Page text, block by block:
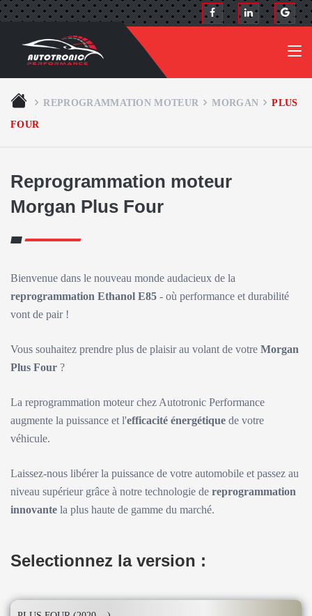
REPROGRAMMATION MOTEUR MORGAN
PLUS
FOUR
Reprogrammation moteur
Morgan Plus Four
Bienvenue dans le nouveau monde audacieux de la
reprogrammation Ethanol E85 - où performance et durabilité
vont de pair !
Vous souhaitez prendre plus de plaisir au volant de votre Morgan
Plus Four ?
La reprogrammation moteur chez Autotronic Performance
augmente la puissance et l'efficacité énergétique de votre
véhicule.
Laissez-nous libérer la puissance de votre automobile et passez au
niveau supérieur grâce à notre technologie de reprogrammation
innovante la plus haute de gamme du marché.
Selectionnez la version :